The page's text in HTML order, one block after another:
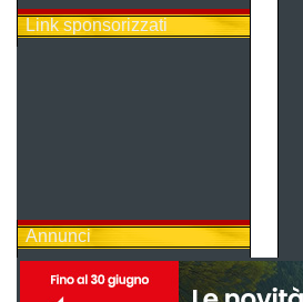
Link sponsorizzati
Annunci